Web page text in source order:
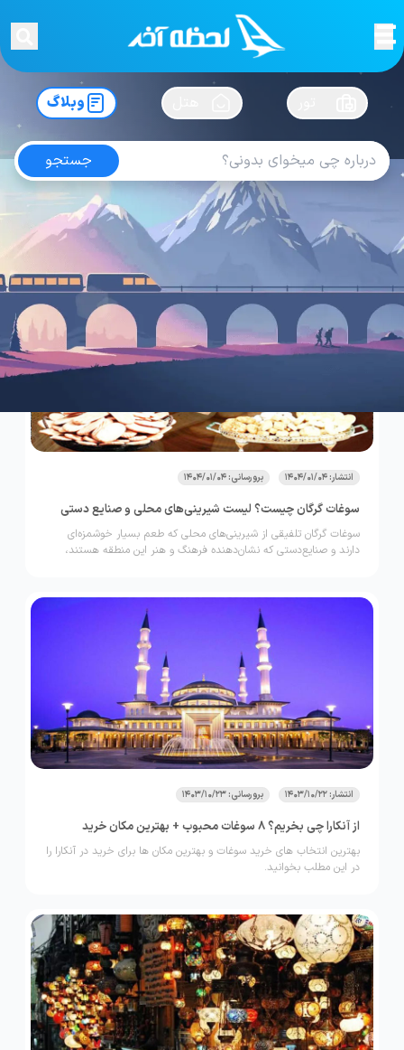
لحظه آخرسفرت رو بساز !
وبلاگ
جستجو
آخرین های سوغاتی ها
انتشار: 1404/01/04 برورسانی: 1404/01/04
سوغات گرگان چیست؟ لیست شیرینی‌های محلی و صنایع دستی​
سوغات گرگان تلفیقی از شیرینی‌های محلی که طعم بسیار خوشمزه‌ای
دارند و صنایع‌دستی که نشان‌دهنده فرهنگ و هنر این منطقه هستند،
انتشار: 1403/10/22 برورسانی: 1403/10/23
از آنکارا چی بخریم؟ 8 سوغات محبوب + بهترین مکان خرید
بهترین انتخاب های خرید سوغات و بهترین مکان ها برای خرید در آنکارا را
در این مطلب بخوانید.